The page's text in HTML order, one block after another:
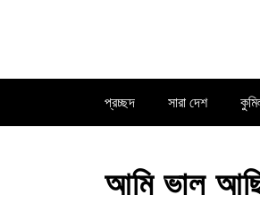
প্রচ্ছদ সারা দেশ
আমি ভাল